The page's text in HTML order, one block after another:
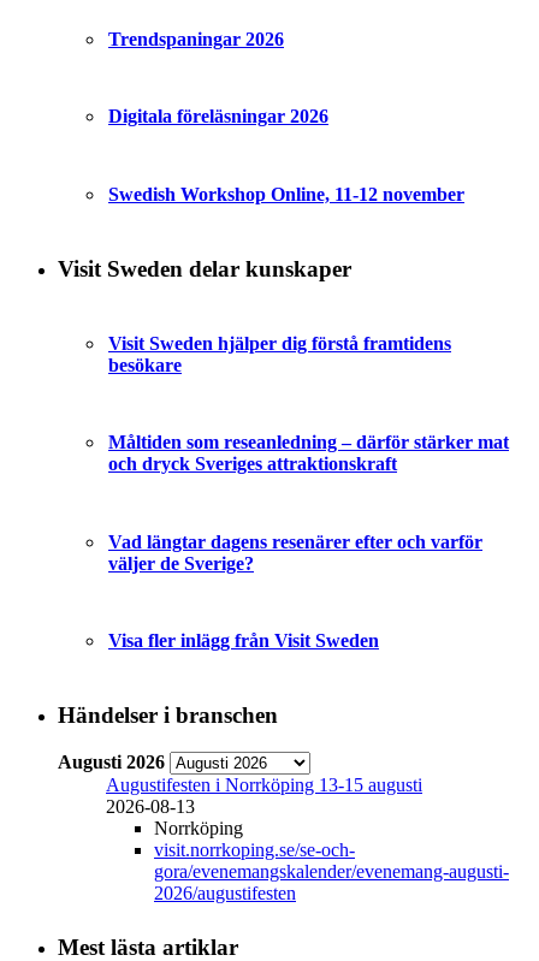
Trendspaningar 2026
Digitala föreläsningar 2026
Swedish Workshop Online, 11-12 november
Visit Sweden delar kunskaper
Visit Sweden hjälper dig förstå framtidens
besökare
Måltiden som reseanledning – därför stärker mat
och dryck Sveriges attraktionskraft
Vad längtar dagens resenärer efter och varför
väljer de Sverige?
Visa fler inlägg från Visit Sweden
Händelser i branschen
Augusti 2026
Augustifesten i Norrköping 13-15 augusti
2026-08-13
Norrköping
visit.norrkoping.se/se-och-
gora/evenemangskalender/evenemang-augusti-
2026/augustifesten
Mest lästa artiklar